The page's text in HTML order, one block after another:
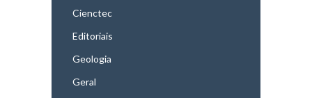
Cienctec
Editoriais
Geologia
Geral